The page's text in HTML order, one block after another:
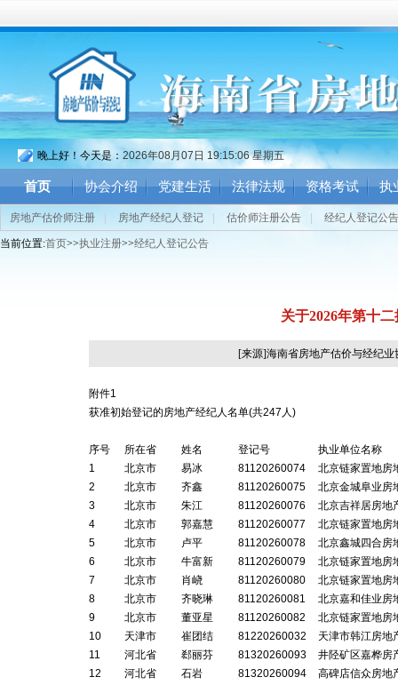
晚上好！今天是： 2026年08月07日 19:15:07 星期五
首页 协会介绍 党建生活 法律法规 资格考试 执
房地产估价师注册 房地产经纪人登记 估价师注册公告 经纪人登记公告
当前位置:首页>>执业注册>>经纪人登记公告
关于2026年第十
[来源]海南省房地产估价与经纪
附件1
获准初始登记的房地产经纪人名单(共247 人)
序号 所在省 姓名 登记号
执业单位名称
1
北京市 易冰 81120260074
北京链家置地房
2
北京市 齐鑫 81120260075
北京金城阜业房
3
北京市 朱江 81120260076
北京吉祥居房地
4
北京市 郭嘉慧 81120260077
北京链家置地房
5
北京市 卢平 81120260078
北京鑫城四合房
6
北京市 牛富新 81120260079
北京链家置地房
7
北京市 肖峣 81120260080
北京链家置地房
8
北京市 齐晓琳 81120260081
北京嘉和佳业房
9
北京市 董亚星 81120260082
北京链家置地房
10
天津市 崔团结 81220260032
天津市韩江房地
11
河北省 郄丽芬 81320260093
井陉矿区嘉桦房
12
河北省 石岩 81320260094
高碑店信众房地